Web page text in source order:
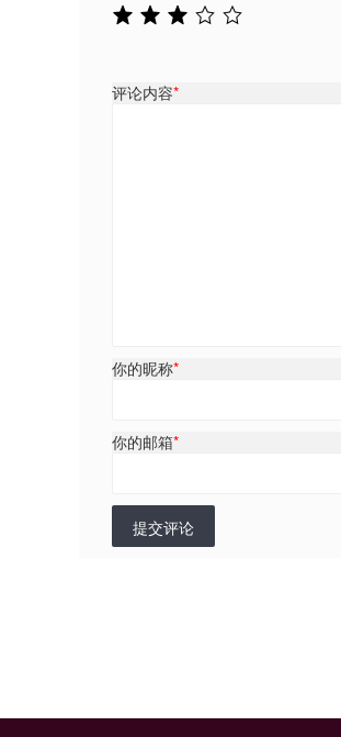
评论内容*
你的昵称*
你的邮箱*
提交评论